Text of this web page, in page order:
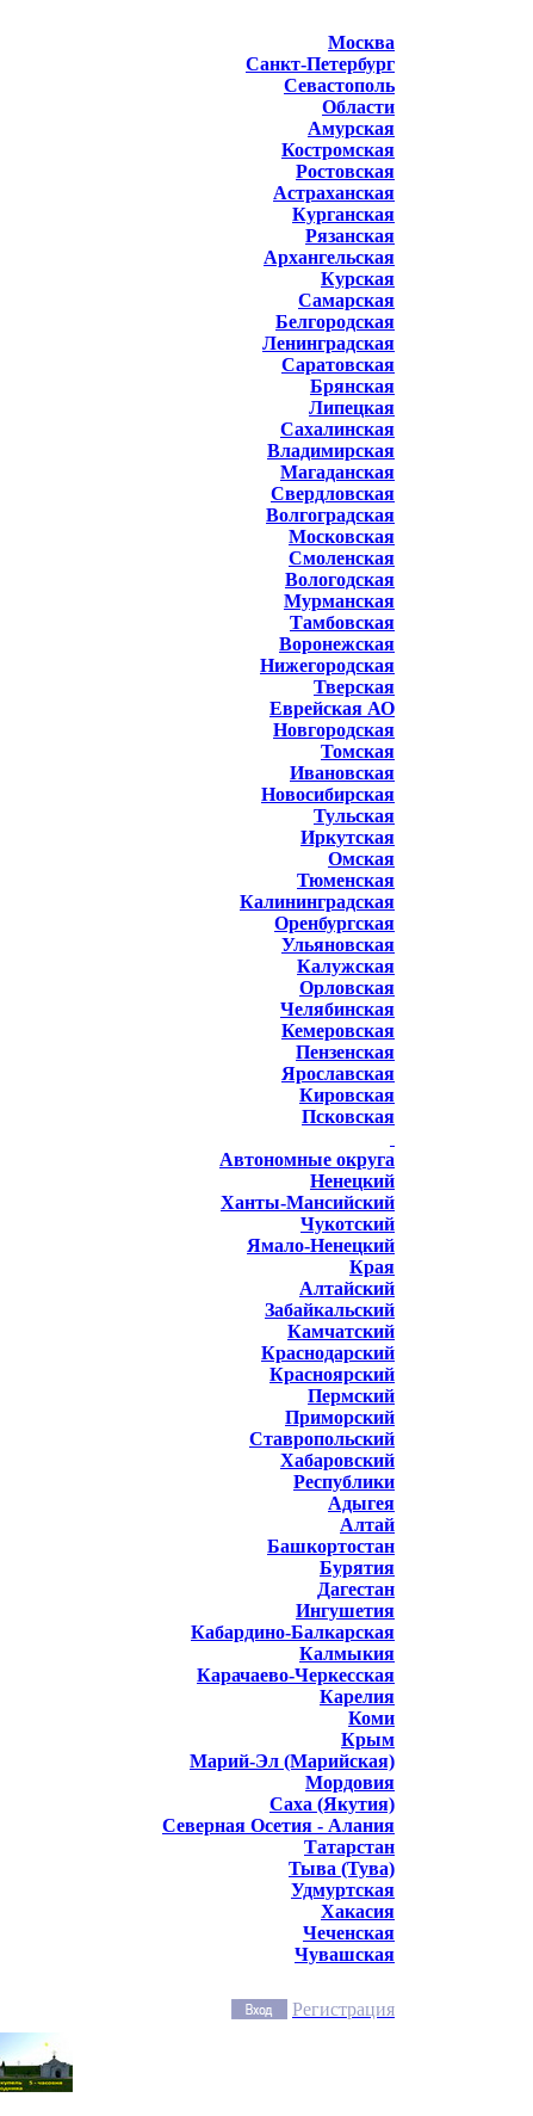
Москва
Санкт-Петербург
Севастополь
Области
Амурская
Костромская
Ростовская
Астраханская
Курганская
Рязанская
Архангельская
Курская
Самарская
Белгородская
Ленинградская
Саратовская
Брянская
Липецкая
Сахалинская
Владимирская
Магаданская
Свердловская
Волгоградская
Московская
Смоленская
Вологодская
Мурманская
Тамбовская
Воронежская
Нижегородская
Тверская
Еврейская АО
Новгородская
Томская
Ивановская
Новосибирская
Тульская
Иркутская
Омская
Тюменская
Калининградская
Оренбургская
Ульяновская
Калужская
Орловская
Челябинская
Кемеровская
Пензенская
Ярославская
Кировская
Псковская
Автономные округа
Ненецкий
Ханты-Мансийский
Чукотский
Ямало-Ненецкий
Края
Алтайский
Забайкальский
Камчатский
Краснодарский
Красноярский
Пермский
Приморский
Ставропольский
Хабаровский
Республики
Адыгея
Алтай
Башкортостан
Бурятия
Дагестан
Ингушетия
Кабардино-Балкарская
Калмыкия
Карачаево-Черкесская
Карелия
Коми
Крым
Марий-Эл (Марийская)
Мордовия
Саха (Якутия)
Северная Осетия - Алания
Татарстан
Тыва (Тува)
Удмуртская
Хакасия
Чеченская
Чувашская
Регистрация